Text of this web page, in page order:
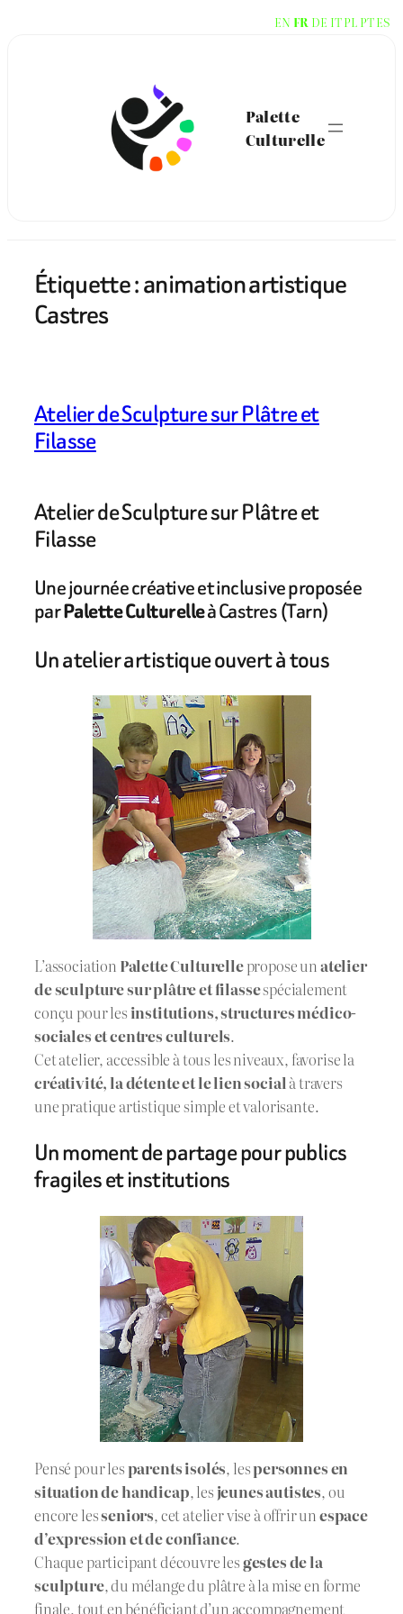
Palette
Culturelle
Étiquette :animation artistique
Castres
Atelier de Sculpture sur Plâtre et
Filasse
Atelier de Sculpture sur Plâtre et
Filasse
Une journée créative et inclusive proposée
parPalette Culturelleà Castres (Tarn)
Un atelier artistique ouvert à tous
L’association Palette Culturellepropose un atelier
de sculpture sur plâtre et filassespécialement
conçu pour lesinstitutions, structures médico-
sociales et centres culturels.
Cet atelier, accessible à tous les niveaux, favorise la
créativité, la détente et le lien social à travers
une pratique artistique simple et valorisante.
Un moment de partage pour publics
fragiles et institutions
Pensé pour lesparents isolés, lespersonnes en
situation de handicap, lesjeunes autistes, ou
encore lesseniors, cet atelier vise à offrir unespace
d’expression et de confiance.
Chaque participant découvre lesgestes de la
sculpture, du mélange du plâtre à la mise en forme
finale, tout en bénéficiant d’un accompagnement
EN FR DE ITPL PTES